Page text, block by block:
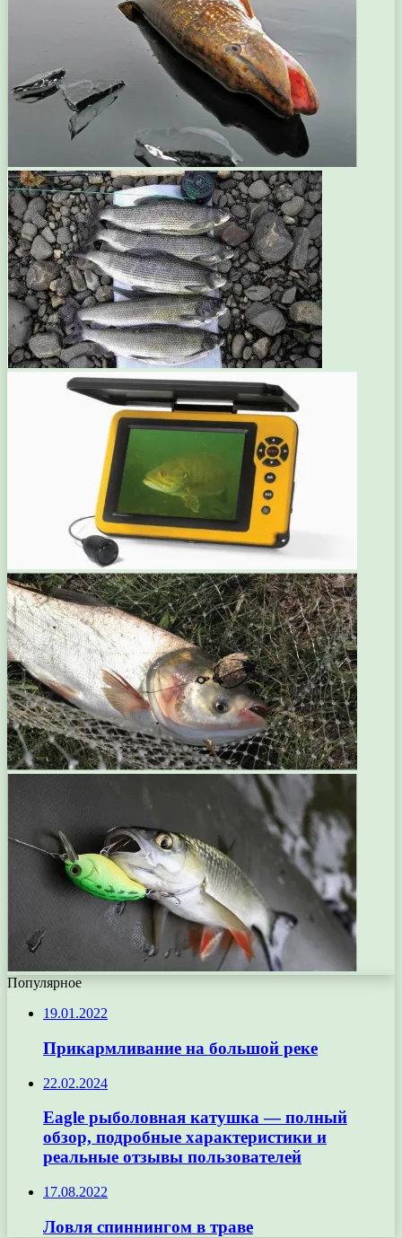
Популярное
19.01.2022
Прикармливание на большой реке
22.02.2024
Eagle рыболовная катушка — полный
обзор, подробные характеристики и
реальные отзывы пользователей
17.08.2022
Ловля спиннингом в траве